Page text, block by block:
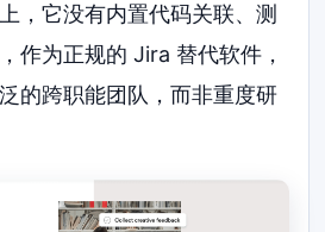
，它没有内置代码关联、测
作为正规的 Jira 替代软件，
的跨职能团队，而非重度研